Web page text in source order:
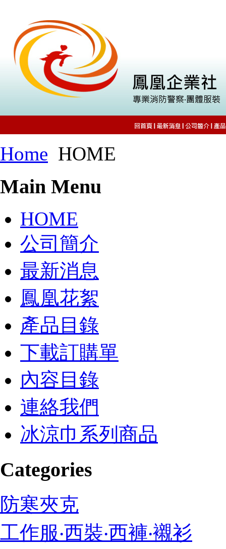
Home HOME
Main Menu
HOME
公司簡介
最新消息
鳳凰花絮
產品目錄
下載訂購單
內容目錄
連絡我們
冰涼巾系列商品
Categories
防寒夾克
工作服‧西裝‧西褲‧襯衫